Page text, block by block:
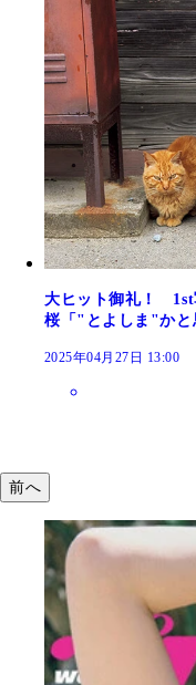
大ヒット御礼！ 1st
桜「"とよしま"かと
2025年04月27日 13:00
前へ